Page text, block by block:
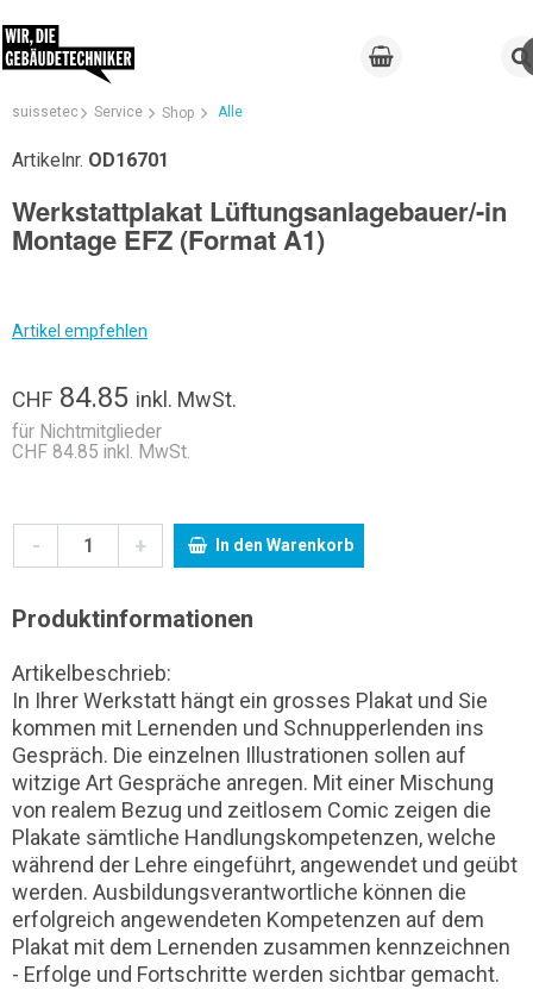
suissetec Service Shop Alle
Artikelnr. OD16701
Werkstattplakat Lüftungsanlagebauer/-in
Montage EFZ (Format A1)
Artikel empfehlen
CHF 84.85 inkl. MwSt.
für Nichtmitglieder
CHF 84.85 inkl. MwSt.
- + In den Warenkorb
Produktinformationen
Artikelbeschrieb:
In Ihrer Werkstatt hängt ein grosses Plakat und Sie
kommen mit Lernenden und Schnupperlenden ins
Gespräch. Die einzelnen Illustrationen sollen auf
witzige Art Gespräche anregen. Mit einer Mischung
von realem Bezug und zeitlosem Comic zeigen die
Plakate sämtliche Handlungskompetenzen, welche
während der Lehre eingeführt, angewendet und geübt
werden. Ausbildungsverantwortliche können die
erfolgreich angewendeten Kompetenzen auf dem
Plakat mit dem Lernenden zusammen kennzeichnen
- Erfolge und Fortschritte werden sichtbar gemacht.